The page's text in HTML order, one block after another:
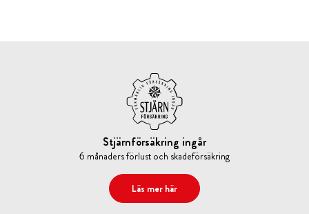
Stjärnförsäkring ingår
6 månaders förlust och skadeförsäkring
Läs mer här